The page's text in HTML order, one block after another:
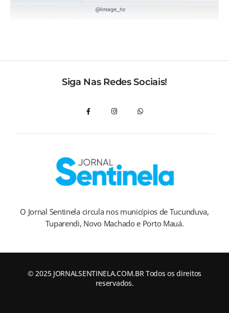
Siga Nas Redes Sociais!
O Jornal Sentinela circula nos municípios de Tucunduva,
Tuparendi, Novo Machado e Porto Mauá.
© 2025 JORNALSENTINELA.COM.BR Todos os direitos
reservados.